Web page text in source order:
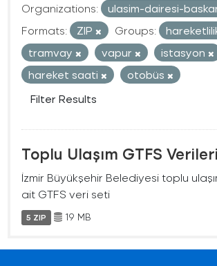
Organizations:
ulasim-dairesi-
Formats:
ZIP Groups:
tramvay
vapur
istasyon
hareket saati
otobüs
Filter Results
Toplu Ulaşım GTFS Verileri
İzmir Büyükşehir Belediyesi toplu
ait GTFS veri seti
5 ZIP 19 MB